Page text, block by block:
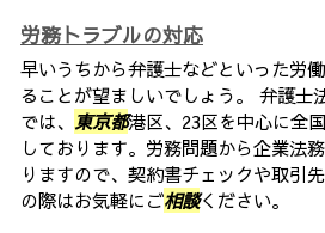
労務トラブルの対応
早いうちから弁護士などといった労
ることが望ましいでしょう。 弁護士
では、 東京都港区、23区を中心に全
しております。労務問題から企業法
りますので、契約書チェックや取引
の際はお気軽にご相談ください。